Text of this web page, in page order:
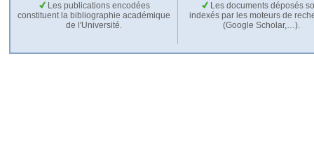
Les publications encodées
constituent la bibliographie académique
de l'Université.
Les documents déposés
indexés par les moteurs de
(Google Scholar,…).